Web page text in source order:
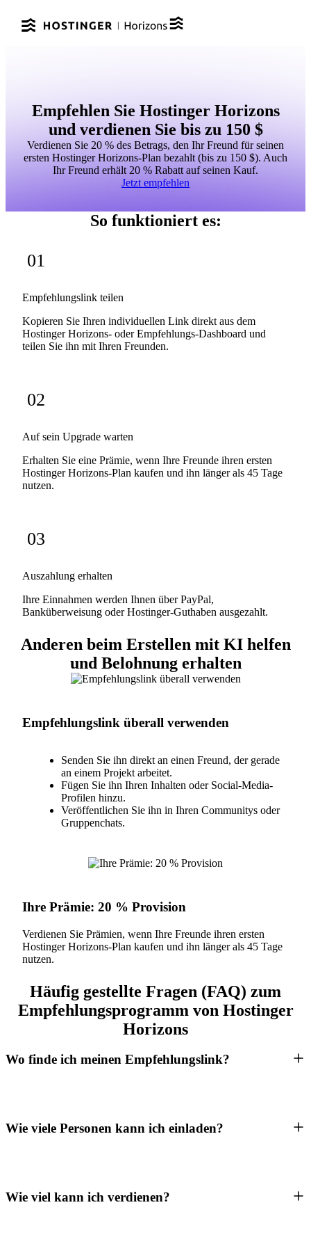
Empfehlen Sie Hostinger Horizons
und verdienen Sie bis zu 150 $
Verdienen Sie 20 % des Betrags, den Ihr Freund für seinen
ersten Hostinger Horizons-Plan bezahlt (bis zu 150 $). Auch
Ihr Freund erhält 20 % Rabatt auf seinen Kauf.
Jetzt empfehlen
So funktioniert es:
01
Empfehlungslink teilen
Kopieren Sie Ihren individuellen Link direkt aus dem
Hostinger Horizons- oder Empfehlungs-Dashboard und
teilen Sie ihn mit Ihren Freunden.
02
Auf sein Upgrade warten
Erhalten Sie eine Prämie, wenn Ihre Freunde ihren ersten
Hostinger Horizons-Plan kaufen und ihn länger als 45 Tage
nutzen.
03
Auszahlung erhalten
Ihre Einnahmen werden Ihnen über PayPal,
Banküberweisung oder Hostinger-Guthaben ausgezahlt.
Anderen beim Erstellen mit KI helfen
und Belohnung erhalten
Empfehlungslink überall verwenden
Senden Sie ihn direkt an einen Freund, der gerade
an einem Projekt arbeitet.
Fügen Sie ihn Ihren Inhalten oder Social-Media-
Profilen hinzu.
Veröffentlichen Sie ihn in Ihren Communitys oder
Gruppenchats.
Ihre Prämie: 20 % Provision
Verdienen Sie Prämien, wenn Ihre Freunde ihren ersten
Hostinger Horizons-Plan kaufen und ihn länger als 45 Tage
nutzen.
Häufig gestellte Fragen (FAQ) zum
Empfehlungsprogramm von Hostinger
Horizons
Wo finde ich meinen Empfehlungslink?
Wie viele Personen kann ich einladen?
Wie viel kann ich verdienen?